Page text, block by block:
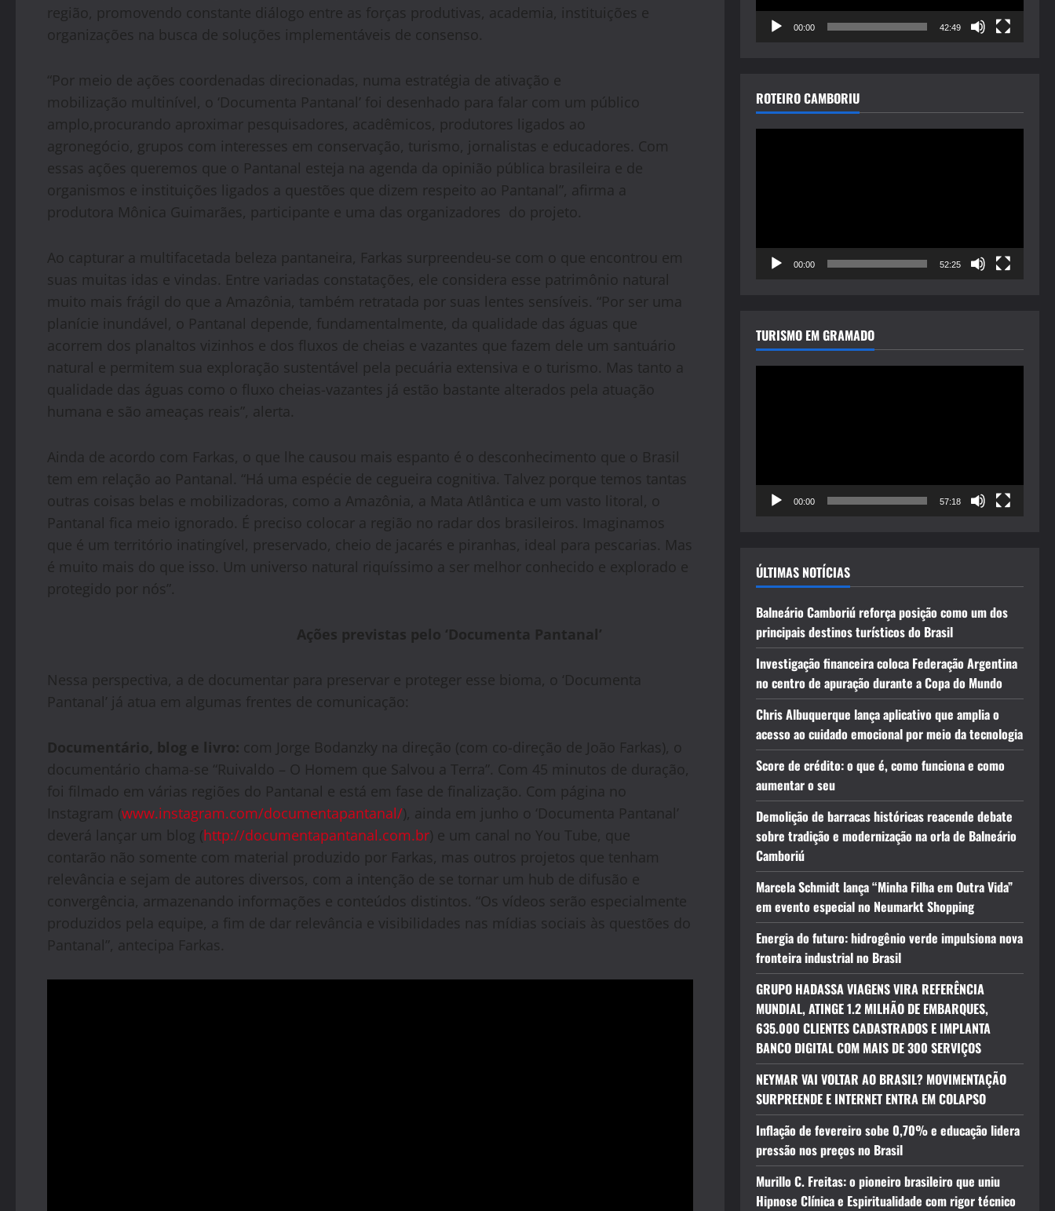
região, promovendo constante diálogo entre as forças produtivas, academia, instituições e
organizações na busca de soluções implementáveis de consenso.
“Por meio de ações coordenadas direcionadas, numa estratégia de ativação e
mobilização multinível, o ‘Documenta Pantanal’ foi desenhado para falar com um público
amplo,procurando aproximar pesquisadores, acadêmicos, produtores ligados ao
agronegócio, grupos com interesses em conservação, turismo, jornalistas e educadores. Com
essas ações queremos que o Pantanal esteja na agenda da opinião pública brasileira e de
organismos e instituições ligados a questões que dizem respeito ao Pantanal”, afirma a
produtora Mônica Guimarães, participante e uma das organizadores do projeto.
Ao capturar a multifacetada beleza pantaneira, Farkas surpreendeu-se com o que encontrou em
suas muitas idas e vindas. Entre variadas constatações, ele considera esse patrimônio natural
muito mais frágil do que a Amazônia, também retratada por suas lentes sensíveis. “Por ser uma
planície inundável, o Pantanal depende, fundamentalmente, da qualidade das águas que
acorrem dos planaltos vizinhos e dos fluxos de cheias e vazantes que fazem dele um santuário
natural e permitem sua exploração sustentável pela pecuária extensiva e o turismo. Mas tanto a
qualidade das águas como o fluxo cheias-vazantes já estão bastante alterados pela atuação
humana e são ameaças reais”, alerta.
Ainda de acordo com Farkas, o que lhe causou mais espanto é o desconhecimento que o Brasil
tem em relação ao Pantanal. “Há uma espécie de cegueira cognitiva. Talvez porque temos tantas
outras coisas belas e mobilizadoras, como a Amazônia, a Mata Atlântica e um vasto litoral, o
Pantanal fica meio ignorado. É preciso colocar a região no radar dos brasileiros. Imaginamos
que é um território inatingível, preservado, cheio de jacarés e piranhas, ideal para pescarias. Mas
é muito mais do que isso. Um universo natural riquíssimo a ser melhor conhecido e explorado e
protegido por nós”.
Ações previstas pelo ‘Documenta Pantanal’
Nessa perspectiva, a de documentar para preservar e proteger esse bioma, o ‘Documenta
Pantanal’ já atua em algumas frentes de comunicação:
Documentário, blog e livro: com Jorge Bodanzky na direção (com co-direção de João Farkas), o
documentário chama-se “Ruivaldo – O Homem que Salvou a Terra”. Com 45 minutos de duração,
foi filmado em várias regiões do Pantanal e está em fase de finalização. Com página no
Instagram (www.instagram.com/documentapantanal/), ainda em junho o ‘Documenta Pantanal’
deverá lançar um blog (http://documentapantanal.com.br) e um canal no You Tube, que
contarão não somente com material produzido por Farkas, mas outros projetos que tenham
relevância e sejam de autores diversos, com a intenção de se tornar um hub de difusão e
convergência, armazenando informações e conteúdos distintos. “Os vídeos serão especialmente
produzidos pela equipe, a fim de dar relevância e visibilidades nas mídias sociais às questões do
Pantanal”, antecipa Farkas.
00:00 42:49
ROTEIRO CAMBORIU
00:00 52:25
TURISMO EM GRAMADO
00:00 57:18
ÚLTIMAS NOTÍCIAS
Balneário Camboriú reforça posição como um dos
principais destinos turísticos do Brasil
Investigação financeira coloca Federação Argentina
no centro de apuração durante a Copa do Mundo
Chris Albuquerque lança aplicativo que amplia o
acesso ao cuidado emocional por meio da tecnologia
Score de crédito: o que é, como funciona e como
aumentar o seu
Demolição de barracas históricas reacende debate
sobre tradição e modernização na orla de Balneário
Camboriú
Marcela Schmidt lança “Minha Filha em Outra Vida”
em evento especial no Neumarkt Shopping
Energia do futuro: hidrogênio verde impulsiona nova
fronteira industrial no Brasil
GRUPO HADASSA VIAGENS VIRA REFERÊNCIA
MUNDIAL, ATINGE 1.2 MILHÃO DE EMBARQUES,
635.000 CLIENTES CADASTRADOS E IMPLANTA
BANCO DIGITAL COM MAIS DE 300 SERVIÇOS
NEYMAR VAI VOLTAR AO BRASIL? MOVIMENTAÇÃO
SURPREENDE E INTERNET ENTRA EM COLAPSO
Inflação de fevereiro sobe 0,70% e educação lidera
pressão nos preços no Brasil
Murillo C. Freitas: o pioneiro brasileiro que uniu
Hipnose Clínica e Espiritualidade com rigor técnico